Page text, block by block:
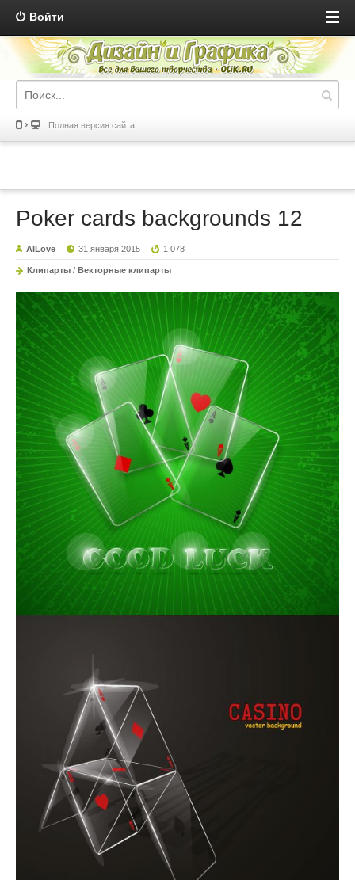
Войти
Полная версия сайта
Poker cards backgrounds 12
AILove 31 января 2015 1 078
Клипарты / Векторные клипарты